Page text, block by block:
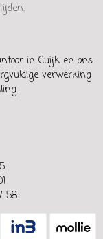
in Cuijk en ons
verwerking
58